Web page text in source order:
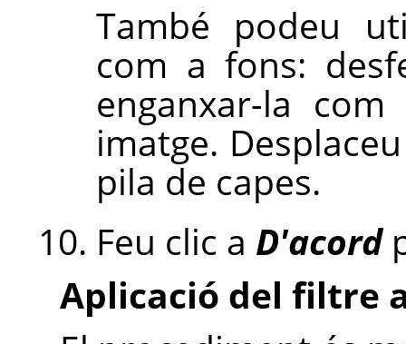
També podeu
com a fons:
enganxar-la
imatge.
pila de capes.
Feu clic a D'acord
Aplicació del filtre